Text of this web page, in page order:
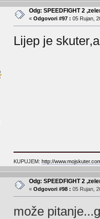
Odg: SPEEDFIGHT 2
« Odgovori #97 : 05 Rujan,
Lijep je
KUPUJEM: http://
Odg: SPEEDFIGHT 2
« Odgovori #98 : 05 Rujan,
može